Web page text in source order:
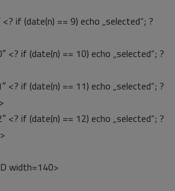
<? if (date(n) == 9) echo „selected“; ?
<? if (date(n) == 10) echo „selected“; ?
<? if (date(n) == 11) echo „selected“; ?
<? if (date(n) == 12) echo „selected“; ?
width=140>